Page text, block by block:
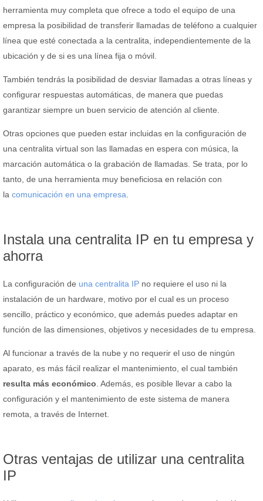
herramienta muy completa que ofrece a todo el equipo de una
empresa la posibilidad de transferir llamadas de teléfono a cualquier
línea que esté conectada a la centralita, independientemente de la
ubicación y de si es una línea fija o móvil.
También tendrás la posibilidad de desviar llamadas a otras líneas y
configurar respuestas automáticas, de manera que puedas
garantizar siempre un buen servicio de atención al cliente.
Otras opciones que pueden estar incluidas en la configuración de
una centralita virtual son las llamadas en espera con música, la
marcación automática o la grabación de llamadas. Se trata, por lo
tanto, de una herramienta muy beneficiosa en relación con
la comunicación en una empresa
Instala una centralita IP en tu empresa y
ahorra
La configuración de una centralita IP no requiere el uso ni la
instalación de un hardware, motivo por el cual es un proceso
sencillo, práctico y económico, que además puedes adaptar en
función de las dimensiones, objetivos y necesidades de tu empresa.
Al funcionar a través de la nube y no requerir el uso de ningún
aparato, es más fácil realizar el mantenimiento, el cual también
resulta más económico . Además, es posible llevar a cabo la
configuración y el mantenimiento de este sistema de manera
remota, a través de Internet.
Otras ventajas de utilizar una centralita
IP